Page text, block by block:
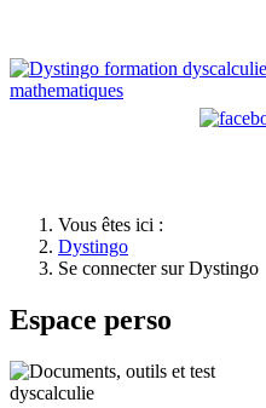
Vous êtes ici :
Dystingo
Se connecter sur Dystingo
Espace perso